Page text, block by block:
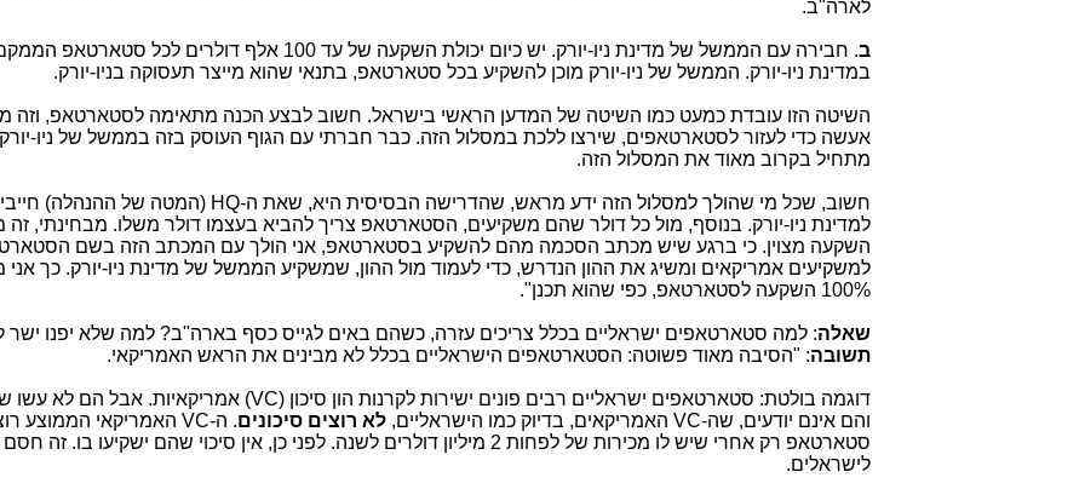
לארה"ב.
ב
. חבירה עם הממשל של מדינת ניו-יורק. יש כיום יכולת השקעה של עד 100 אלף דולרים
במדינת ניו-יורק. הממשל של ניו-יורק מוכן להשקיע בכל סטארטאפ, בתנאי שהוא מייצר תעסוקה בניו-יורק.
השיטה הזו עובדת כמעט כמו השיטה של המדען הראשי בישראל. חשוב לבצע הכנה מתאימה לסטארטאפ, וזה
אעשה כדי לעזור לסטארטאפים, שירצו ללכת במסלול הזה. כבר חברתי עם הגוף העוסק בזה בממשל של ניו-יורק
מתחיל בקרוב מאוד את המסלול הזה.
חשוב, שכל מי שהולך למסלול הזה ידע מראש, שהדרישה הבסיסית היא, שאת ה-HQ (המטה של ההנהלה)
למדינת ניו-יורק. בנוסף, מול כל דולר שהם משקיעים, הסטארטאפ צריך להביא בעצמו דולר משלו. מבחינתי, זה
השקעה מצוין. כי ברגע שיש מכתב הסכמה מהם להשקיע בסטארטאפ, אני הולך עם המכתב הזה בשם
למשקיעים אמריקאים ומשיג את ההון הנדרש, כדי לעמוד מול ההון, שמשקיע הממשל של מדינת ניו-יורק. כך אני
100% השקעה לסטארטאפ, כפי שהוא תכנן".
שאלה: למה סטארטאפים ישראליים בכלל צריכים עזרה, כשהם באים לגייס כסף בארה"ב? למה שלא יפנו ישר
תשובה: "הסיבה מאוד פשוטה: הסטארטאפים הישראליים בכלל לא מבינים את הראש האמריקאי.
דוגמה בולטת: סטארטאפים ישראליים רבים פונים ישירות לקרנות הון סיכון (VC) אמריקאיות. אבל הם לא עשו
והם אינם יודעים, שה-VC האמריקאים, בדיוק כמו הישראליים,
לא רוצים סיכונים. ה-VC האמריקאי הממוצע
סטארטאפ רק אחרי שיש לו מכירות של לפחות 2 מיליון דולרים לשנה. לפני כן, אין סיכוי שהם ישקיעו
לישראלים.